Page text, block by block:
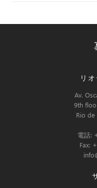
リ
Av.
9th
Rio de
電話:
Fax: